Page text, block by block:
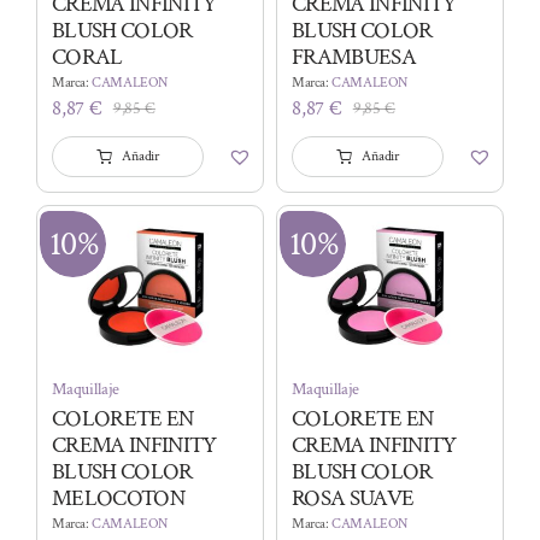
BLUSH COLOR
CORAL
Marca:CAMALEON
9,85€El
precio
original
era:
9,85 €.
8,87€
El
precio
actual
es:
8,87 €.
Añadir
BLUSH COLOR
FRAMBUESA
Marca:CAMALEON
9,85€El
precio
original
era:
9,85 €.
8,87€
El
precio
actual
es:
8,87 €.
Añadir
10%
Maquillaje
COLORETE EN
CREMA INFINITY
BLUSH COLOR
MELOCOTON
Marca:CAMALEON
10%
Maquillaje
COLORETE EN
CREMA INFINITY
BLUSH COLOR
ROSA SUAVE
Marca:CAMALEON